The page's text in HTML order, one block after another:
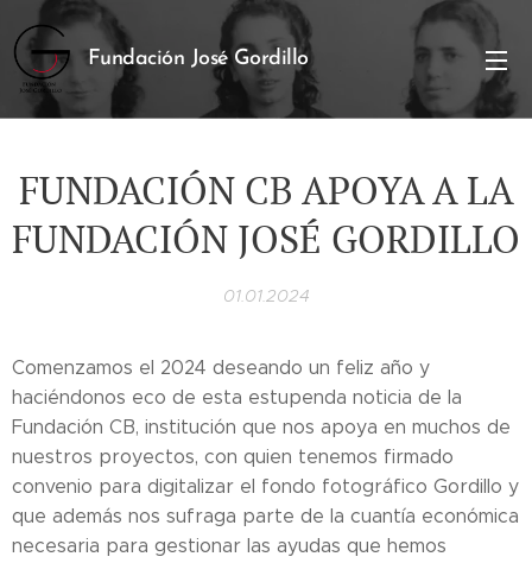
Fundación José Gordillo
FUNDACIÓN CB APOYA A LA
FUNDACIÓN JOSÉ GORDILLO
01.01.2024
Comenzamos el 2024 deseando un feliz año y
haciéndonos eco de esta estupenda noticia de la
Fundación CB, institución que nos apoya en muchos de
nuestros proyectos, con quien tenemos firmado
convenio para digitalizar el fondo fotográfico Gordillo y
que además nos sufraga parte de la cuantía económica
necesaria para gestionar las ayudas que hemos